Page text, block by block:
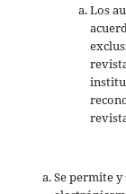
Los
Se permite